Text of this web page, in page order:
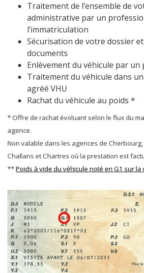
Traitement de l’ensemble de
administrative par un
l’immatriculation
Sécurisation de votre dossier
documents
Enlèvement du véhicule par
Traitement du véhicule dans
agréé VHU
Rachat du véhicule au poids *
* Offre de rachat évoluant selon le flux du
agence.
Non valable dans les agences de
Challans et Chartres où la prestation est
**Poids à vide du véhicule noté en G1 sur la